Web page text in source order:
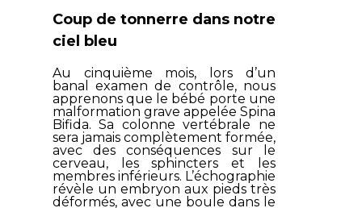
Coup de tonnerre dans notre
ciel bleu
Au cinquième mois, lors d’un
banal examen de contrôle, nous
apprenons que le bébé porte une
malformation grave appelée Spina
Bifida. Sa colonne vertébrale ne
sera jamais complètement formée,
avec des conséquences sur le
cerveau, les sphincters et les
membres inférieurs. L’échographie
révèle un embryon aux pieds très
déformés, avec une boule dans le